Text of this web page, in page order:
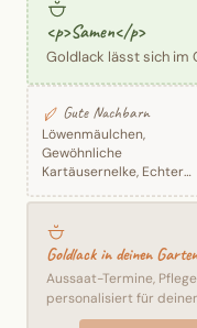
<p>Samen</p>
Goldlack lässt sich im
Gute Nachbarn
Löwenmäulchen,
Gewöhnliche
Kartäusernelke, Echter
Lavendel, Gartentulpe
Goldlack in deinen
Aussaat-Termine,
personalisiert für